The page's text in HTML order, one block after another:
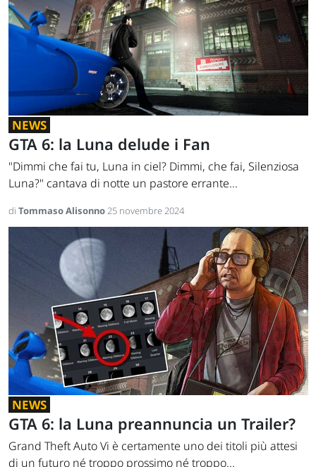
NEWS
GTA 6: la Luna delude i Fan
"Dimmi che fai tu, Luna in ciel? Dimmi, che fai, Silenziosa
Luna?" cantava di notte un pastore errante...
di Tommaso Alisonno25 novembre 2024
NEWS
GTA 6: la Luna preannuncia un Trailer?
Grand Theft Auto Vi è certamente uno dei titoli più attesi
di un futuro né troppo prossimo né troppo...